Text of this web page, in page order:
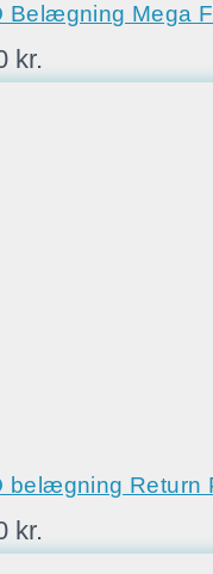
Belægning Mega
kr.
belægning Return
kr.